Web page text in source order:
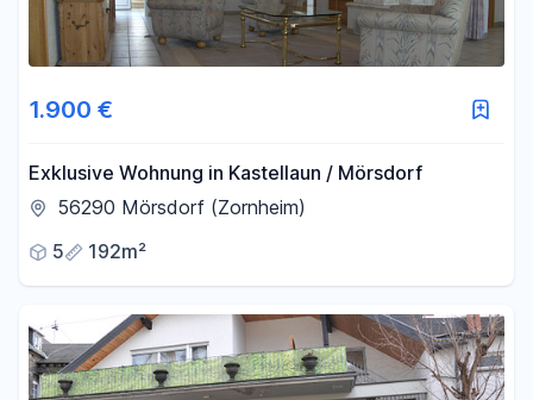
1.900 €
Exklusive Wohnung in Kastellaun / Mörsdorf
56290 Mörsdorf (Zornheim)
5
192m²